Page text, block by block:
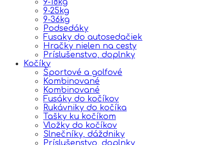
9-18kg
9-25kg
9-36kg
Podsedáky
Fusaky do autosedačiek
Hračky nielen na cesty
Príslušenstvo, doplnky
Kočíky
Športové a golfové
Kombinované
Kombinované
Fusáky do kočíkov
Rukávniky do kočíka
Tašky ku kočíkom
Vložky do kočíkov
Slnečníky, dáždniky
Príslušenstvo, doplnky